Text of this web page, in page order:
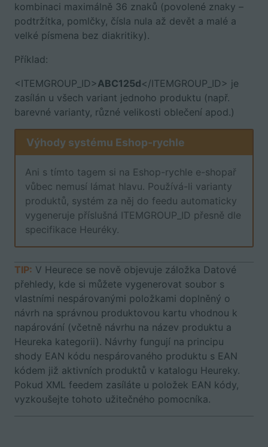
kombinaci maximálně 36 znaků (povolené znaky –
podtržítka, pomlčky, čísla nula až devět a malé a
velké písmena bez diakritiky).
Příklad:
<ITEMGROUP_ID>ABC125d</ITEMGROUP_ID> je
zasílán u všech variant jednoho produktu (např.
barevné varianty, různé velikosti oblečení apod.)
Výhody systému Eshop-rychle
Ani s tímto tagem si na Eshop-rychle e-shopař
vůbec nemusí lámat hlavu. Používá-li varianty
produktů, systém za něj do feedu automaticky
vygeneruje příslušná ITEMGROUP_ID přesně dle
specifikace Heuréky.
TIP: V Heurece se nově objevuje záložka Datové
přehledy, kde si můžete vygenerovat soubor s
vlastními nespárovanými položkami doplněný o
návrh na správnou produktovou kartu vhodnou k
napárování (včetně návrhu na název produktu a
Heureka kategorii). Návrhy fungují na principu
shody EAN kódu nespárovaného produktu s EAN
kódem již aktivních produktů v katalogu Heureky.
Pokud XML feedem zasíláte u položek EAN kódy,
vyzkoušejte tohoto užitečného pomocníka.